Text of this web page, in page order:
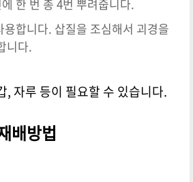
한 번 총 4번 뿌려줍니다.
합니다. 삽질을 조심해서 괴경을
니다.
, 자루 등이 필요할 수 있습니다.
배방법